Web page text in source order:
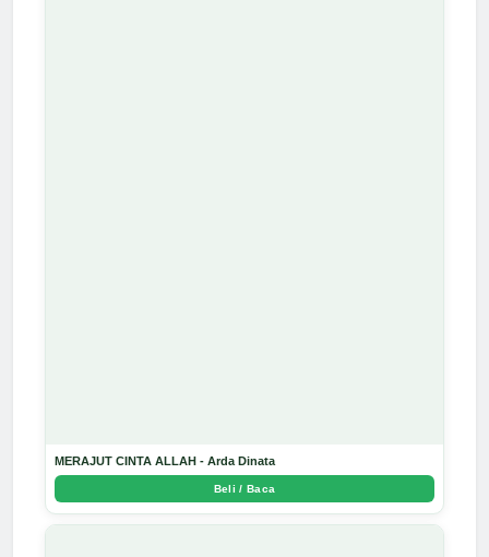
MERAJUT CINTA ALLAH - Arda Dinata
Beli / Baca